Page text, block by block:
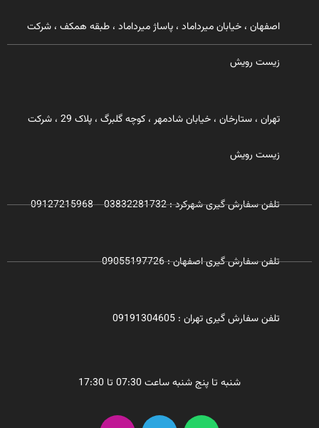
اصفهان ، خیابان میرداماد ، پاساژ میرداماد ، طبقه همکف ، شرکت
زیست رویش
تهران ، ستارخان ، خیابان شادمهر ، کوچه گلبرگ ، پلاک 29 ، شرکت
زیست رویش
تلفن سفارش گیری شهرکرد : 03832281732 - 09127215968
تلفن سفارش گیری اصفهان : 09055197726
تلفن سفارش گیری تهران : 09191304605
شنبه تا پنج شنبه ساعت 07:30 تا 17:30